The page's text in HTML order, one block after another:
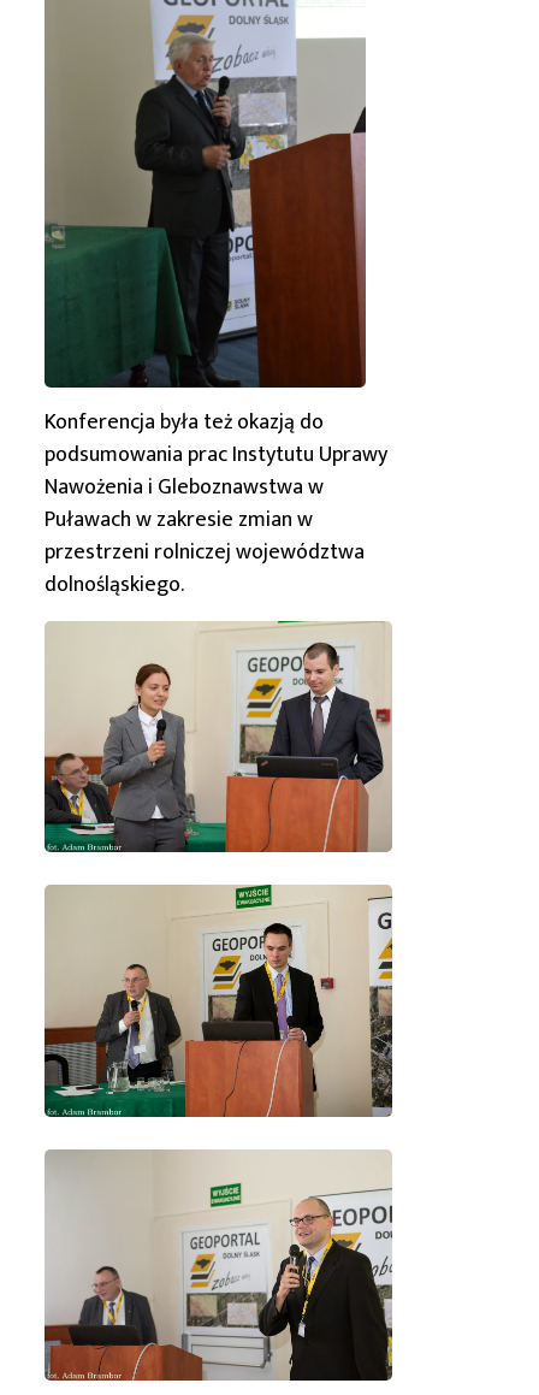
Konferencja była też okazją do
podsumowania prac Instytutu Uprawy
Nawożenia i Gleboznawstwa w
Puławach w zakresie zmian w
przestrzeni rolniczej województwa
dolnośląskiego.